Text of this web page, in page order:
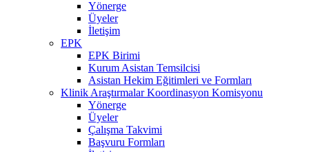
Yönerge
Üyeler
İletişim
EPK
EPK Birimi
Kurum Asistan Temsilcisi
Asistan Hekim Eğitimleri ve Formları
Klinik Araştırmalar Koordinasyon Komisyonu
Yönerge
Üyeler
Çalışma Takvimi
Başvuru Formları